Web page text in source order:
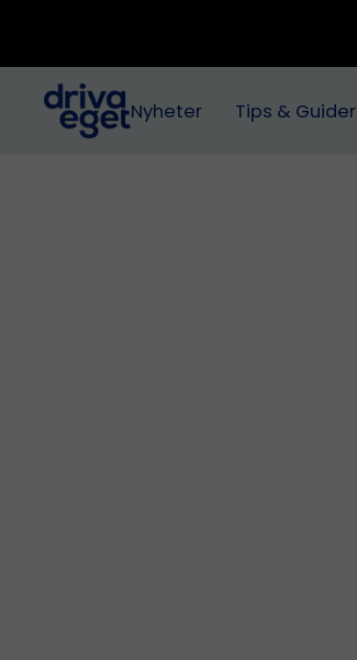
Nyheter Tips & Guider